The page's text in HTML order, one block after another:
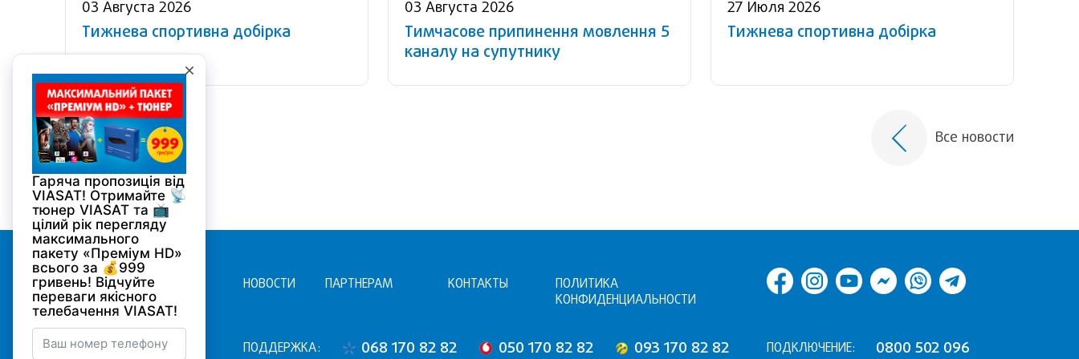
03 Августа 2026
Тижнева спортивна добірка
03 Августа 2026
Тимчасове припинення мовлення 5
каналу на супутнику
27 Июля 2026
Тижнева спортивна добірка
Все новости
НОВОСТИ ПАРТНЕРАМ КОНТАКТЫ
ПОЛИТИКА
КОНФИДЕНЦИАЛЬНОСТИ
ПОДДЕРЖКА: 068 170 82 82 050 170 82 82 093 170 82 82 ПОДКЛЮЧЕНИЕ: 0800 502 096